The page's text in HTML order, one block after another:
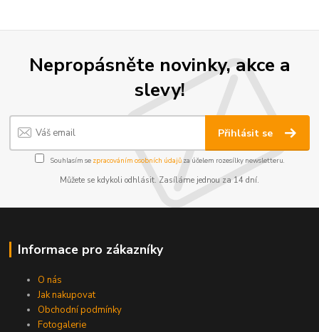
Nepropásněte novinky, akce a
slevy!
Přihlásit se
Souhlasím se zpracováním osobních údajůza účelem rozesílky newsletteru.
Můžete se kdykoli odhlásit. Zasíláme jednou za 14 dní.
Informace pro zákazníky
O nás
Jak nakupovat
Obchodní podmínky
Fotogalerie